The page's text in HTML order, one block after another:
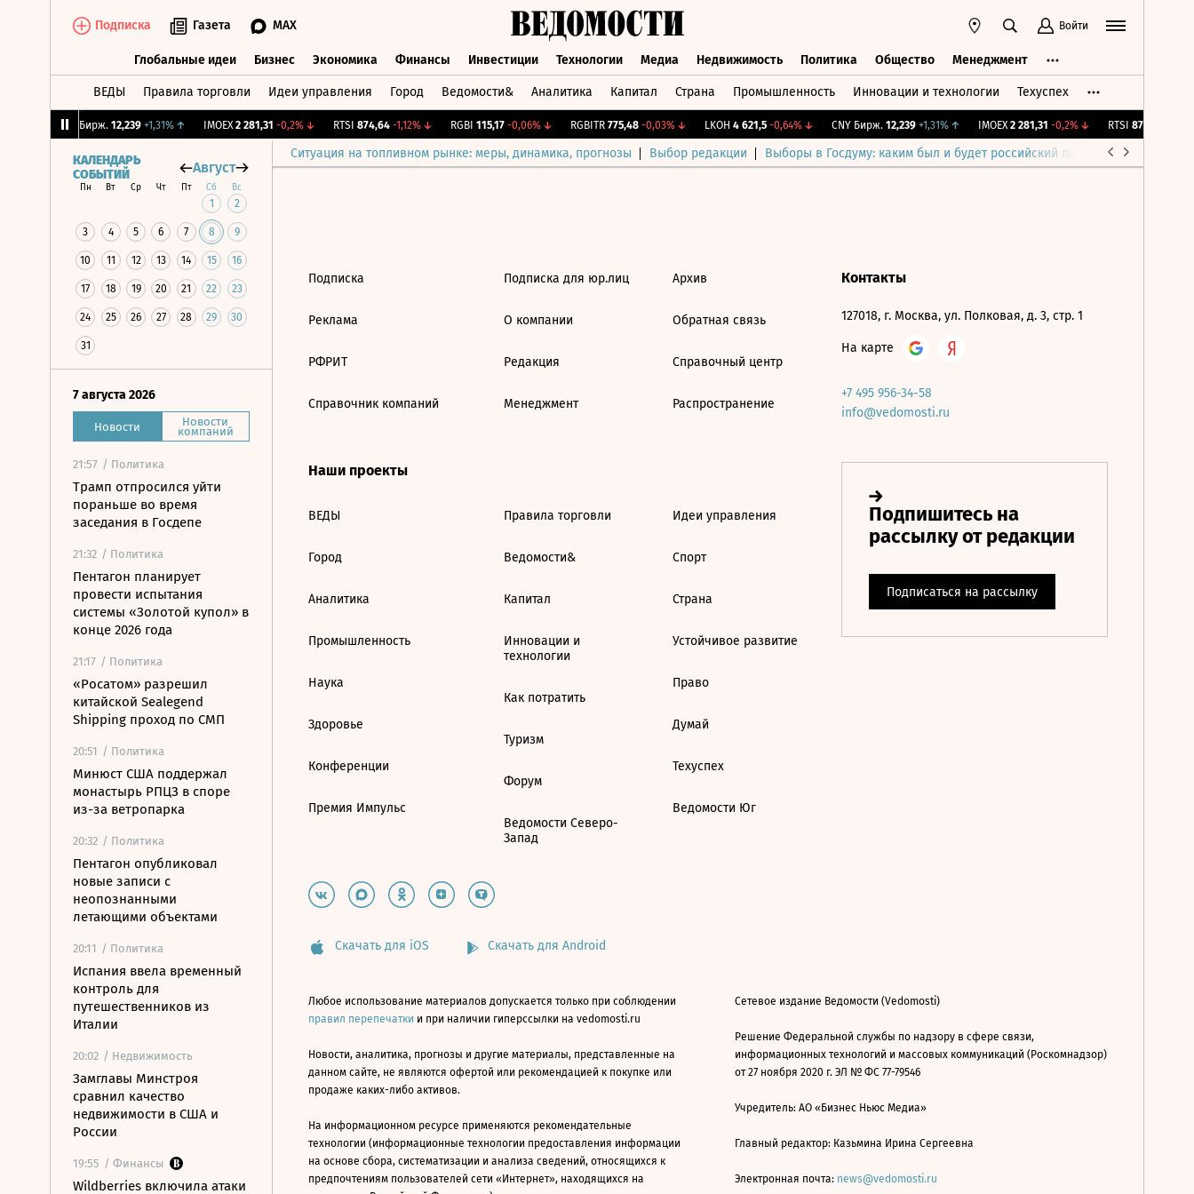
Подписка Газета MAX Войти
Глобальные идеи Бизнес Экономика Финансы Инвестиции Технологии Медиа Недвижимость Политика Общество Менеджмент
ВЕДЫ Правила торговли Идеи управления Город Ведомости& Аналитика Капитал Страна Промышленность Инновации и технологии Техуспех
CNY Бирж. 12,239 +1,31%↑ IMOEX 2 281,31 -0,2%↓ RTSI 874,64 -1,12%↓ RGBI 115,17 -0,06%↓ RGBITR 775,48 -0,03%↓ LKOH 4 621,5 -0,64%↓ CNY Бирж. 12,239 +1,31%↑ IMOEX 2 281,31 -0,2%↓ RTSI 874,64
Ситуация на топливном рынке: меры, динамика, прогнозы Выбор редакции Выборы в Госдуму: каким был и будет российский парламент
КАЛЕНДАРЬ
СОБЫТИЙ
Август
Пн Вт Ср Чт Пт Сб Вс
1 2
3 4 5 6 7 8 9
10 11 12 13 14 15 16
17 18 19 20 21 22 23
24 25 26 27 28 29 30
31
7 августа 2026
Новости Новости
компаний
21:57 / Политика
Трамп отпросился уйти
пораньше во время
заседания в Госдепе
21:32 / Политика
Пентагон планирует
провести испытания
системы «Золотой купол» в
конце 2026 года
21:17 / Политика
«Росатом» разрешил
китайской Sealegend
Shipping проход по СМП
20:51 / Политика
Минюст США поддержал
монастырь РПЦЗ в споре
из-за ветропарка
20:32 / Политика
Пентагон опубликовал
новые записи с
неопознанными
летающими объектами
20:11 / Политика
Испания ввела временный
контроль для
путешественников из
Италии
20:02 / Недвижимость
Замглавы Минстроя
сравнил качество
недвижимости в США и
России
19:55 / Финансы
Wildberries включила атаки
Подписка
Реклама
РФРИТ
Справочник компаний
Подписка для юр.лиц
О компании
Редакция
Менеджмент
Архив
Обратная связь
Справочный центр
Распространение
Наши проекты
ВЕДЫ
Город
Аналитика
Промышленность
Наука
Здоровье
Конференции
Премия Импульс
Правила торговли
Ведомости&
Капитал
Инновации и
технологии
Как потратить
Туризм
Форум
Ведомости Северо-
Запад
Идеи управления
Спорт
Страна
Устойчивое развитие
Право
Думай
Техуспех
Ведомости Юг
Контакты
127018, г. Москва, ул. Полковая, д. 3, стр. 1
На карте
+7 495 956-34-58
info@vedomosti.ru
Скачать для iOS Скачать для Android
Любое использование материалов допускается только при соблюдении
правил перепечатки и при наличии гиперссылки на vedomosti.ru
Новости, аналитика, прогнозы и другие материалы, представленные на
данном сайте, не являются офертой или рекомендацией к покупке или
продаже каких-либо активов.
На информационном ресурсе применяются рекомендательные
технологии (информационные технологии предоставления информации
на основе сбора, систематизации и анализа сведений, относящихся к
предпочтениям пользователей сети «Интернет», находящихся на
Сетевое издание Ведомости (Vedomosti)
Решение Федеральной службы по надзору в сфере связи,
информационных технологий и массовых коммуникаций (Роскомнадзор)
от 27 ноября 2020 г. ЭЛ № ФС 77-79546
Учредитель: АО «Бизнес Ньюс Медиа»
Главный редактор: Казьмина Ирина Сергеевна
Электронная почта: news@vedomosti.ru